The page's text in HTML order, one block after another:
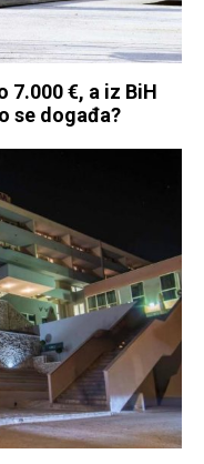
7.000 €, a iz BiH
se događa?